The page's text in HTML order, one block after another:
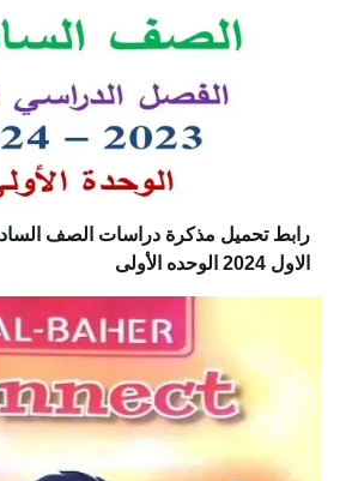
رابط تحميل مذكرة دراسات الصف
الاول 2024 الوحده الأولى